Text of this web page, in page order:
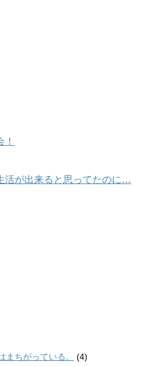
活が出来ると思ってたのに…
まちがっている。
(4)